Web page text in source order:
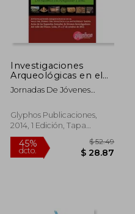
Investigaciones
Arqueológicas en el
Valle del Duero: Del
Neolítico a la
Actas de las ii
Jornadas de Jóvenes
Del 25 al 27 de
Octubre de 2012,
Jornadas De Jóvenes
Del Duero
Glyphos Publicaciones,
2014, 1 Edición, Tapa
Blanda, Nuevo